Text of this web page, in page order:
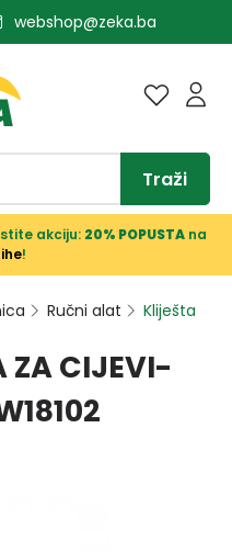
webshop@zeka.ba
Traži
akciju: 20% POPUSTAna
!
Ručni alat Kliješta
ZA CIJEVI-